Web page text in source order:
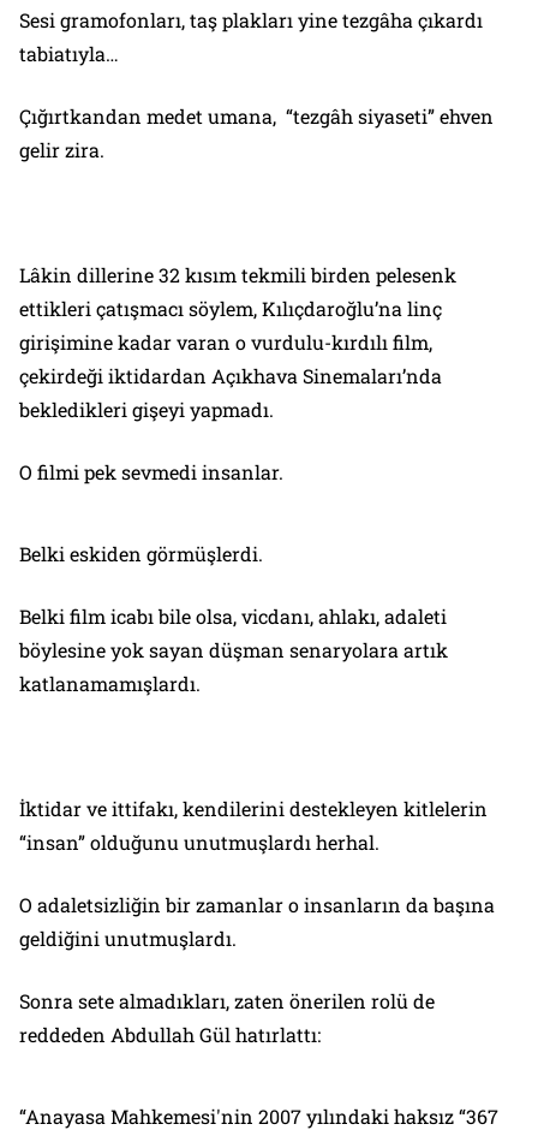
Sesi gramofonları, taş plakları yine tezgâha çıkardı
tabiatıyla…
Çığırtkandan medet umana, “tezgâh siyaseti” ehven
gelir zira.
Lâkin dillerine 32 kısım tekmili birden pelesenk
ettikleri çatışmacı söylem, Kılıçdaroğlu’na linç
girişimine kadar varan o vurdulu-kırdılı film,
çekirdeği iktidardan Açıkhava Sinemaları’nda
bekledikleri gişeyi yapmadı.
O filmi pek sevmedi insanlar.
Belki eskiden görmüşlerdi.
Belki film icabıbile olsa, vicdanı, ahlakı, adaleti
böylesine yok sayan düşman senaryolara artık
katlanamamışlardı.
İktidar ve ittifakı, kendilerini destekleyen kitlelerin
“insan” olduğunu unutmuşlardı herhal.
O adaletsizliğin bir zamanlar o insanların da başına
geldiğini unutmuşlardı.
Sonra sete almadıkları, zaten önerilen rolü de
reddeden Abdullah Gül hatırlattı:
“Anayasa Mahkemesi'nin 2007 yılındaki haksız “367